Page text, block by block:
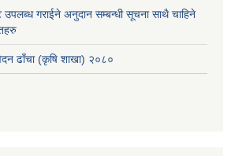
उपलब्ध गराईने अनुदान सम्बन्धी सूचना साथै चाहिने
ढाँचा (कृषि शाखा) २०८०